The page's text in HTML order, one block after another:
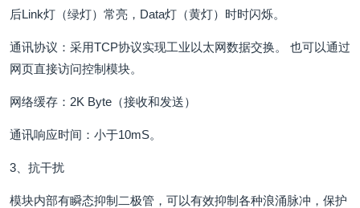
后Link灯（绿灯）常亮，Data灯（黄灯）时时闪烁。
通讯协议：采用TCP协议实现工业以太网数据交换。 也可以通过
网页直接访问控制模块。
网络缓存：2K Byte（接收和发送）
通讯响应时间：小于10mS。
3、抗干扰
模块内部有瞬态抑制二极管，可以有效抑制各种浪涌脉冲，保护